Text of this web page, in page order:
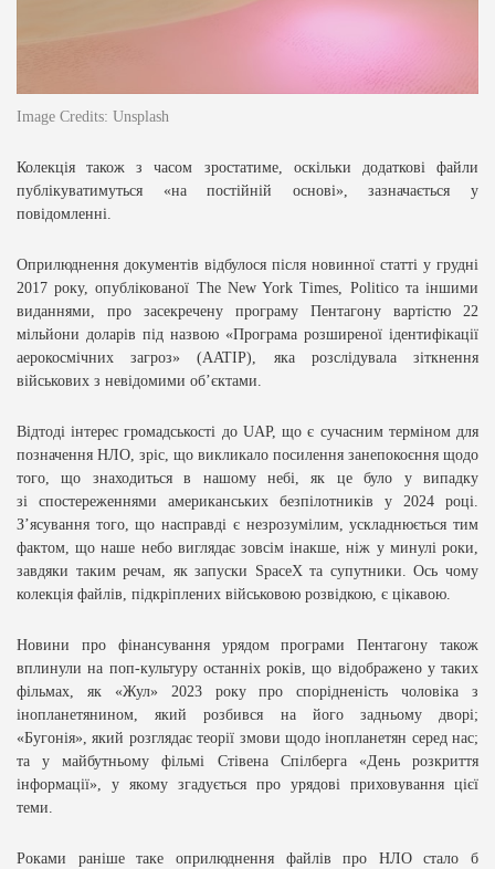
Image Credits: Unsplash
Колекція також з часом зростатиме, оскільки додаткові файли
публікуватимуться «на постійній основі», зазначається у
повідомленні.
Оприлюднення документів відбулося після новинної статті у грудні
2017 року, опублікованої The New York Times, Politicoта іншими
виданнями, про засекречену програму Пентагону вартістю 22
мільйони доларів під назвою «Програма розширеної ідентифікації
аерокосмічних загроз» (AATIP), яка розслідувала зіткнення
військових з невідомими об’єктами.
Відтоді інтерес громадськості до UAP, що є сучасним терміном для
позначення НЛО, зріс, що викликало посилення занепокоєння щодо
того, що знаходиться в нашому небі, як це було у випадку
зі спостереженнями американських безпілотників у 2024 році.
З’ясування того, що насправді є незрозумілим, ускладнюється тим
фактом, що наше небо виглядає зовсім інакше, ніж у минулі роки,
завдяки таким речам, як запуски SpaceX та супутники. Ось чому
колекція файлів, підкріплених військовою розвідкою, є цікавою.
Новини про фінансування урядом програми Пентагону також
вплинули на поп-культуруостанніх років, що відображено у таких
фільмах, як «Жул» 2023 року про спорідненість чоловіка з
інопланетянином, який розбився на його задньому дворі;
«Бугонія», який розглядає теорії змови щодо інопланетян серед нас;
та у майбутньому фільмі Стівена Спілберга «День розкриття
інформації», у якому згадується про урядові приховування цієї
теми.
Роками раніше таке оприлюднення файлів про НЛО стало б